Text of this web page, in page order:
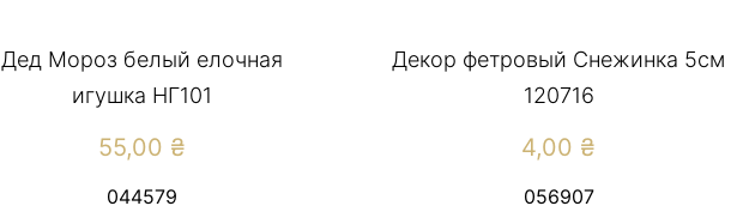
Дед Мороз белый елочная
игушка НГ101
55,00 ₴
044579
Декор фетровый Снежинка 5см
120716
4,00 ₴
056907